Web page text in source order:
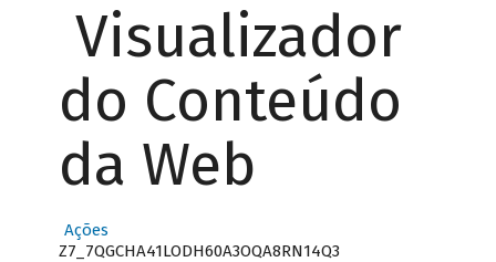
Visualizador
do Conteúdo
da Web
Ações
Z7_7QGCHA41LODH60A3OQA8RN14Q3